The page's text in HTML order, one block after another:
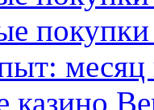
покупки
месяц
казино